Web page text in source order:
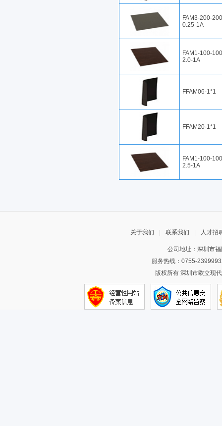
FAM3-200-
0.25-1A
FAM1-100-
2.0-1A
FFAM06-1*1
FFAM20-1*1
FAM1-100-
2.5-1A
关于我们 联系我们 人才招
公司地址：深圳市
服务热线：0755-
版权所有 深圳市欧立